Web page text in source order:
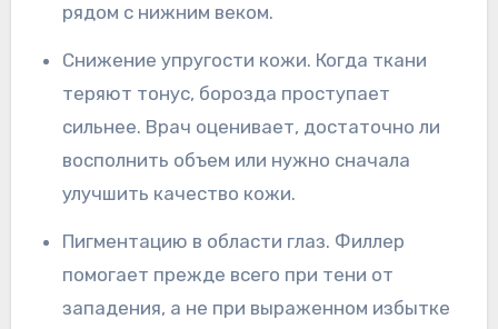
рядом с нижним веком.
Снижение упругости кожи. Когда ткани
теряют тонус, борозда проступает
сильнее. Врач оценивает, достаточно ли
восполнить объем или нужно сначала
улучшить качество кожи.
Пигментацию в области глаз. Филлер
помогает прежде всего при тени от
западения, а не при выраженном избытке